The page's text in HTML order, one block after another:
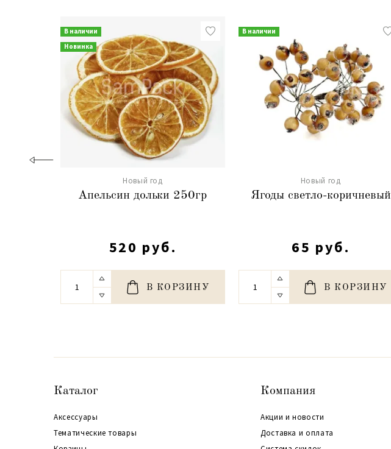
В наличии
Новинка
Новый год
Апельсин дольки 250гр
520 руб.
В КОРЗИНУ
В наличии
Новый год
Ягоды светло-коричневый
65 руб.
В КОРЗИНУ
Каталог
Аксессуары
Тематические товары
Компания
Акции и новости
Доставка и оплата